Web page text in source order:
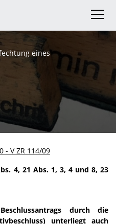
eines
- V ZR 114/09
4, 21 Abs. 1, 3, 4 und 8, 23
durch die
unterliegt auch